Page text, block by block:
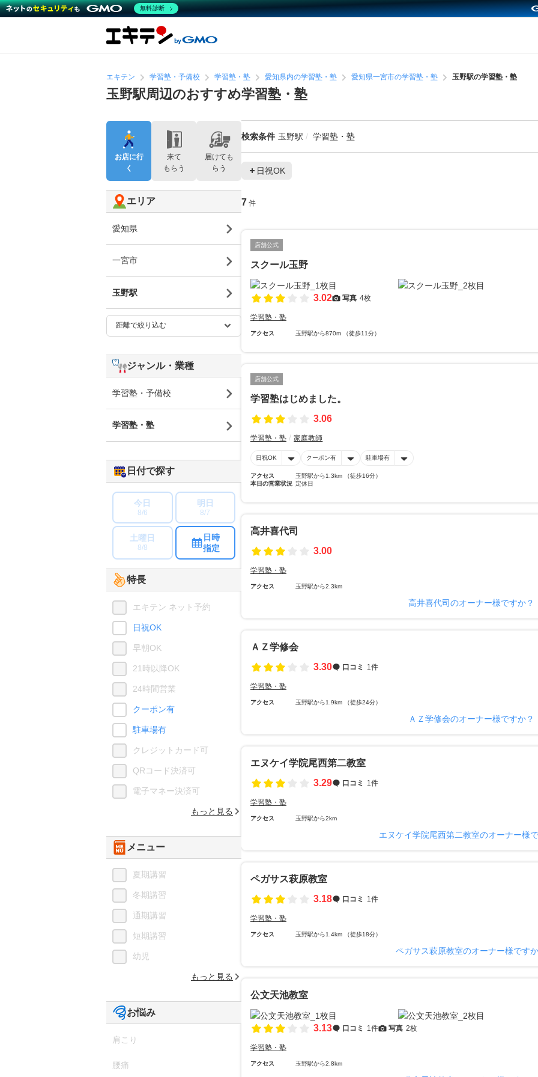
エキテン 学習塾・予備校 学習塾・塾 愛知県内の学習塾・塾 愛知県一宮市の学習塾・塾 玉野駅の学習塾・塾
玉野駅周辺のおすすめ学習塾・塾
検索条件 玉野駅 学習塾・塾
日祝OK
7 件
店舗公式
スクール玉野
3.02 写真 4枚
学習塾・塾
アクセス 玉野駅から870m （徒歩11分）
店舗公式
学習塾はじめました。
3.06
学習塾・塾 家庭教師
日祝OK クーポン有 駐車場有
アクセス
玉野駅から1.3km （徒歩16分）
本日の営業状況 定休日
高井喜代司
3.00
学習塾・塾
アクセス 玉野駅から2.3km
高井喜代司のオーナー様ですか？
ＡＺ学修会
3.30
口コミ 1件
学習塾・塾
アクセス 玉野駅から1.9km （徒歩24分）
ＡＺ学修会のオーナー様ですか？
エヌケイ学院尾西第二教室
3.29
口コミ 1件
学習塾・塾
アクセス 玉野駅から2km
エヌケイ学院尾西第二教室のオーナー様
ペガサス萩原教室
3.18
口コミ 1件
学習塾・塾
アクセス 玉野駅から1.4km （徒歩18分）
ペガサス萩原教室のオーナー様です
公文天池教室
3.13 口コミ 1件 写真 2枚
学習塾・塾
アクセス 玉野駅から2.8km
お店に行
く
来て
もらう
届けても
らう
エリア
愛知県
一宮市
玉野駅
ジャンル・業種
学習塾・予備校
学習塾・塾
日付で探す
今日
8/6
明日
8/7
土曜日
8/8
日時
指定
特長
エキテン ネット予約
日祝OK
早朝OK
21時以降OK
24時間営業
クーポン有
駐車場有
クレジットカード可
QRコード決済可
電子マネー決済可
もっと見る
メニュー
夏期講習
冬期講習
通期講習
短期講習
幼児
もっと見る
お悩み
肩こり
腰痛
無料診断